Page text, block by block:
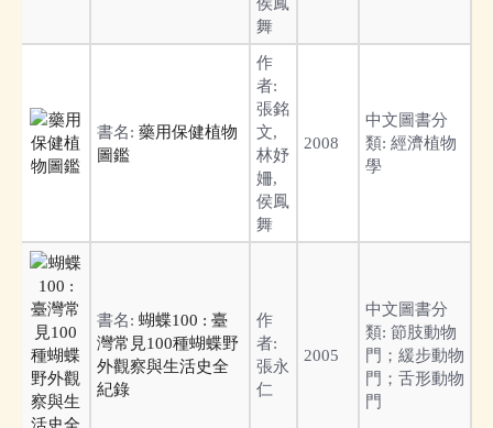
舞
書名: 藥用保健植物
圖鑑
作
者:
張銘
文,
林妤
姍,
侯鳳
舞
2008
中文圖書分
類: 經濟植物
學
書名: 蝴蝶100 : 臺
灣常見100種蝴蝶野
外觀察與生活史全
紀錄
作
者:
張永
仁
2005
中文圖書分
類: 節肢動物
門；緩步動物
門；舌形動物
門